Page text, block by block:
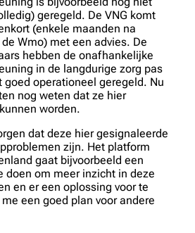
geregeld. De VNG komt
(enkele maanden na
Wmo) met een advies. De
hebben de onafhankelijke
in de langdurige zorg pas
goed operationeel geregeld. Nu
nog weten dat ze hier
worden.
dat deze hier gesignaleerde
zijn. Het platform
gaat bijvoorbeeld een
doen om meer inzicht in deze
en er een oplossing voor te
een goed plan voor andere